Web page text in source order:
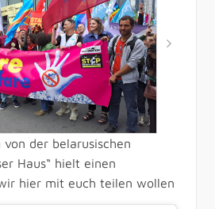
von der belarusischen
Haus“ hielt einen
hier mit euch teilen wollen